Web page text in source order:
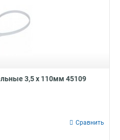
3,5 х 110мм 45109
Сравнить